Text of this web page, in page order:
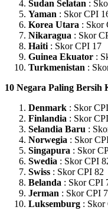
Sudan Selatan :
Yaman : Skor CPI
Korea Utara : Skor
Nikaragua : Skor
Haiti : Skor CPI 17
Guinea Ekuator :
Turkmenistan :
10 Negara Paling
Denmark : Skor
Finlandia : Skor
Selandia Baru :
Norwegia : Skor
Singapura : Skor
Swedia : Skor CPI
Swiss : Skor CPI 82
Belanda : Skor CPI
Jerman : Skor CPI
Luksemburg : Skor